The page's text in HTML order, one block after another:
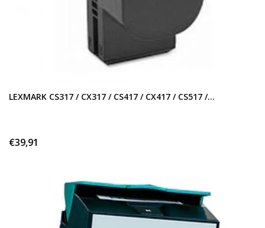
LEXMARK CS317 / CX317 / CS417 / CX417 / CS517 /...
€39,91